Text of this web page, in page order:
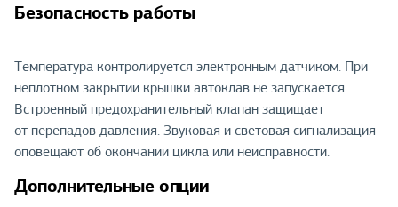
Безопасность работы
Температура контролируется электронным датчиком. При
неплотном закрытии крышки автоклав не запускается.
Встроенный предохранительный клапан защищает
от перепадов давления. Звуковая и световая сигнализация
оповещают об окончании цикла или неисправности.
Дополнительные опции